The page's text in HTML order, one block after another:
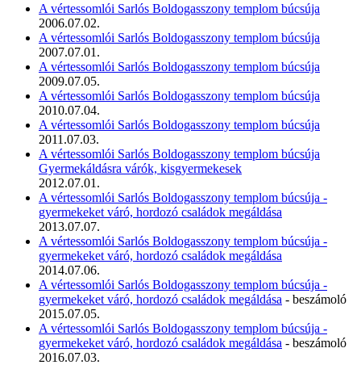
A vértessomlói Sarlós Boldogasszony templom búcsúja
2006.07.02.
A vértessomlói Sarlós Boldogasszony templom búcsúja
2007.07.01.
A vértessomlói Sarlós Boldogasszony templom búcsúja
2009.07.05.
A vértessomlói Sarlós Boldogasszony templom búcsúja
2010.07.04.
A vértessomlói Sarlós Boldogasszony templom búcsúja
2011.07.03.
A vértessomlói Sarlós Boldogasszony templom búcsúja
Gyermekáldásra várók, kisgyermekesek
2012.07.01.
A vértessomlói Sarlós Boldogasszony templom búcsúja -
gyermekeket váró, hordozó családok megáldása
2013.07.07.
A vértessomlói Sarlós Boldogasszony templom búcsúja -
gyermekeket váró, hordozó családok megáldása
2014.07.06.
A vértessomlói Sarlós Boldogasszony templom búcsúja -
gyermekeket váró, hordozó családok megáldása - beszámoló
2015.07.05.
A vértessomlói Sarlós Boldogasszony templom búcsúja -
gyermekeket váró, hordozó családok megáldása - beszámoló
2016.07.03.